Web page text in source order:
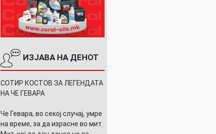
ИЗЈАВА НА ДЕНОТ
СОТИР КОСТОВ ЗА ЛЕГЕНДАТА
НА ЧЕ ГЕВАРА
Че Гевара, во секој случај, умре
на време, за да израсне во мит.